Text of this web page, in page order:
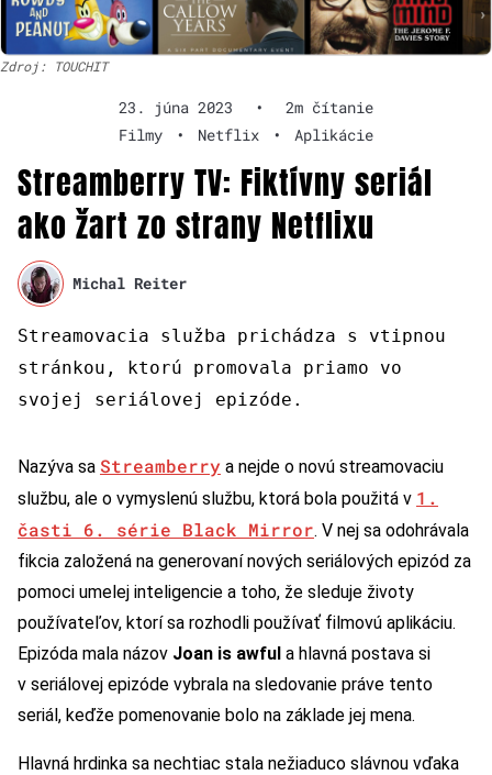
Zdroj: TOUCHIT
23. júna 2023 •
2m čítanie
Filmy
• Netflix • Aplikácie
Streamberry TV: Fiktívny seriál
ako žart zo strany Netflixu
Michal Reiter
Streamovacia služba prichádza s vtipnou
stránkou, ktorú promovala priamo vo
svojej seriálovej epizóde.
Nazýva sa Streamberry a nejde o novú streamovaciu
službu, ale o vymyslenú službu, ktorá bola použitá v 1.
časti 6. série Black Mirror. V nej sa odohrávala
fikcia založená na generovaní nových seriálových epizód za
pomoci umelej inteligencie a toho, že sleduje životy
používateľov, ktorí sa rozhodli používať filmovú aplikáciu.
Epizóda mala názov Joan is awful a hlavná postava si
v seriálovej epizóde vybrala na sledovanie práve tento
seriál, keďže pomenovanie bolo na základe jej mena.
Hlavná hrdinka sa nechtiac stala nežiaduco slávnou vďaka